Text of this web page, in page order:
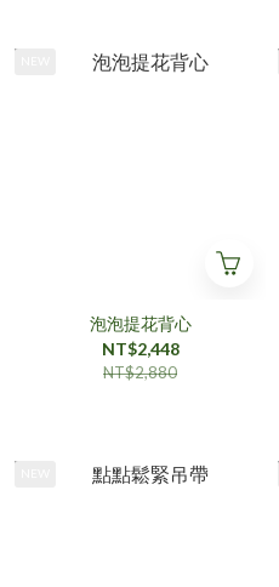
泡泡提花背心
NT$2,448
NT$2,880